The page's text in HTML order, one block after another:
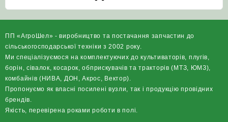
ПП «АгроШел» - виробництво та постачання запчастин до
сільськогосподарської техніки з 2002 року.
Ми спеціалізуємося на комплектуючих до культиваторів, плугів,
борін, сівалок, косарок, обприскувачів та тракторів (МТЗ, ЮМЗ),
комбайнів (НИВА, ДОН, Акрос, Вектор).
Пропонуємо як власні посилені вузли, так і продукцію провідних
брендів.
Якість, перевірена роками роботи в полі.